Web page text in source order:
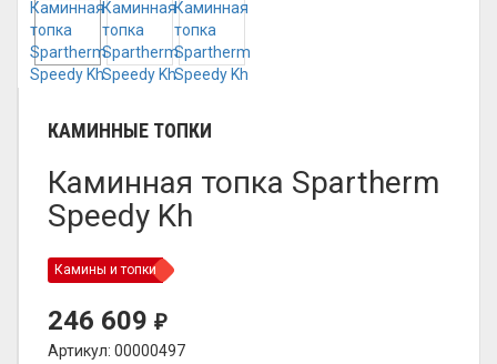
КАМИННЫЕ ТОПКИ
Каминная топка Spartherm
Speedy Kh
Камины и топки
246 609 ₽
Артикул: 00000497